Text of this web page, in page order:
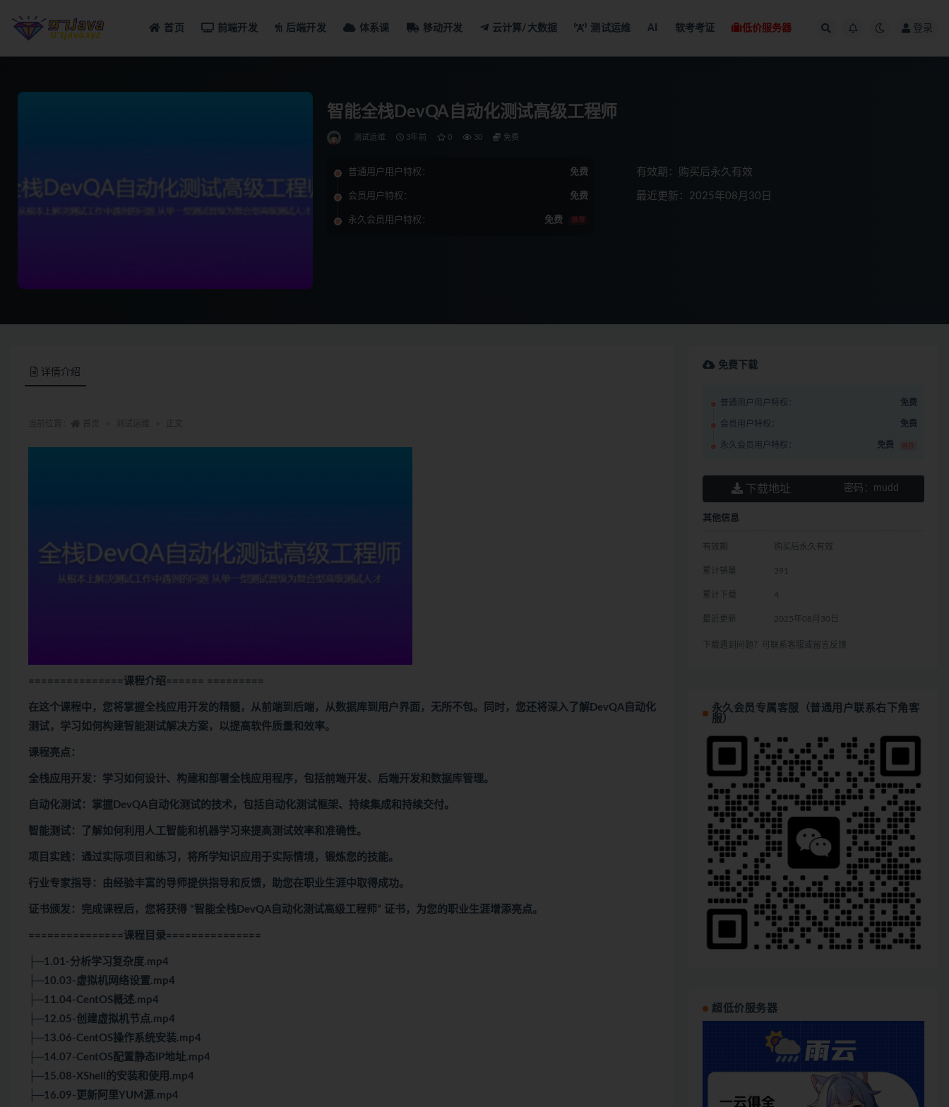
首页 前端开发 后端开发 体系课 移动开发 云计算/大数据 测试运维 AI 软考考证 低价服务器 登录
智能全栈DevQA自动化测试高级工程师
测试运维 3年前 0 30 免费
普通用户用户特权： 免费
会员用户特权： 免费
永久会员用户特权： 免费 推荐
有效期：购买后永久有效
最近更新：2025年08月30日
详情介绍
===============课程介绍 ====== =========
在这个课程中，您将掌握全栈应用开发的精髓，从前端到后端，从数据库到用户界面，无所不包。同时，您还将深入了解DevQA自动化
测试，学习如何构建智能测试解决方案，以提高软件质量和效率。
课程亮点：
全栈应用开发：学习如何设计、构建和部署全栈应用程序，包括前端开发、后端开发和数据库管理。
自动化测试：掌握DevQA自动化测试的技术，包括自动化测试框架、持续集成和持续交付。
智能测试：了解如何利用人工智能和机器学习来提高测试效率和准确性。
项目实践：通过实际项目和练习，将所学知识应用于实际情境，锻炼您的技能。
行业专家指导：由经验丰富的导师提供指导和反馈，助您在职业生涯中取得成功。
证书颁发：完成课程后，您将获得 “智能全栈DevQA自动化测试高级工程师” 证书，为您的职业生涯增添亮点。
===============课程目录===============
├─1.01-分析学习复杂度.mp4
├─10.03-虚拟机网络设置.mp4
├─11.04-CentOS概述.mp4
├─12.05-创建虚拟机节点.mp4
├─13.06-CentOS操作系统安装.mp4
├─14.07-CentOS配置静态IP地址.mp4
├─15.08-XShell的安装和使用.mp4
├─16.09-更新阿里YUM源.mp4
免费下载
普通用户用户特权： 免费
会员用户特权： 免费
永久会员用户特权： 免费 推荐
下载地址 密码： mudd
其他信息
有效期 购买后永久有效
累计销量 391
累计下载 4
最近更新 2025年08月30日
下载遇到问题？可联系客服或留言反馈
永久会员专属客服（普通用户联系右下角客
服）
超低价服务器